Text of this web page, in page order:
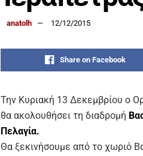
anatolh 12/12/2015
Share on Facebook
Την Κυριακή 13 Δεκεμβρίου ο
θα ακολουθήσει τη διαδρομή
Πελαγία.
Θα ξεκινήσουμε από το χωριό